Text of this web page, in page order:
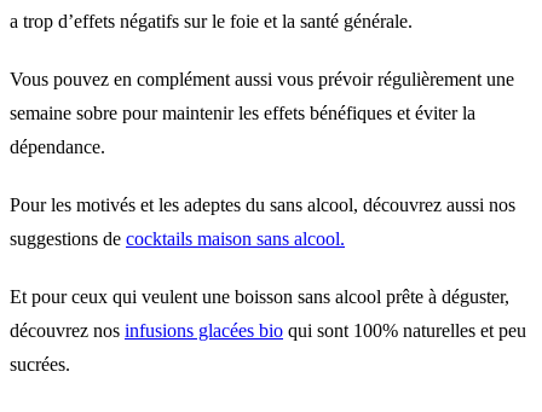
a trop d’effets négatifs sur le foie et la santé générale.
Vous pouvez en complément aussi vous prévoir régulièrement une
semaine sobre pour maintenir les effets bénéfiques et éviter la
dépendance.
Pour les motivés et les adeptes du sans alcool, découvrez aussi nos
suggestions de cocktails maison sans alcool.
Et pour ceux qui veulent une boisson sans alcool prête à déguster,
découvrez nos infusions glacées bio qui sont 100% naturelles et peu
sucrées.